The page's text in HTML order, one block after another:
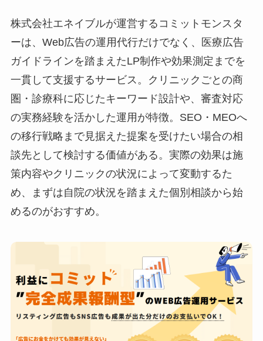
株式会社エネイブルが運営するコミットモンスタ
ーは、Web広告の運用代行だけでなく、医療広告
ガイドラインを踏まえたLP制作や効果測定までを
一貫して支援するサービス。クリニックごとの商
圏・診療科に応じたキーワード設計や、審査対応
の実務経験を活かした運用が特徴。SEO・MEOへ
の移行戦略まで見据えた提案を受けたい場合の相
談先として検討する価値がある。実際の効果は施
策内容やクリニックの状況によって変動するた
め、まずは自院の状況を踏まえた個別相談から始
めるのがおすすめ。